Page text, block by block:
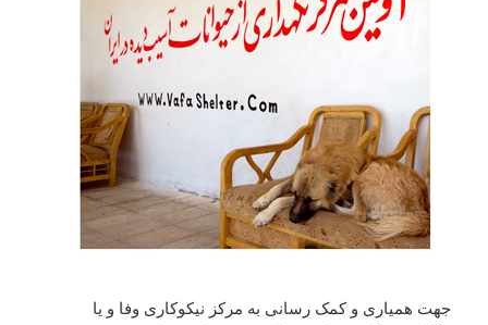
جهت همیاری و کمک رسانی به مرکز نیکوکاری وفا و یا